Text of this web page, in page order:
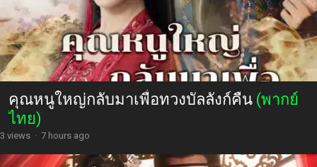
คุณหนูใหญ่กลับมาเพื่อทวงบัลลังก์คืน (พากย์
ไทย)
3 views · 7 hours ago